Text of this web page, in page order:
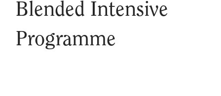
Blended Intensive
Programme